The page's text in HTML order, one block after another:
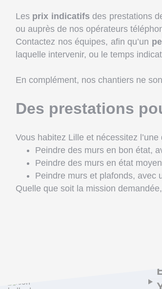
Les prix indicatifs des prestations
ou auprès de nos opérateurs
Contactez nos équipes, afin qu’un
laquelle intervenir, ou le temps
En complément, nos chantiers ne
Des prestations
Vous habitez Lille et nécessitez
Peindre des murs en bon état,
Peindre des murs en état
Peindre murs et plafonds, avec
Quelle que soit la mission